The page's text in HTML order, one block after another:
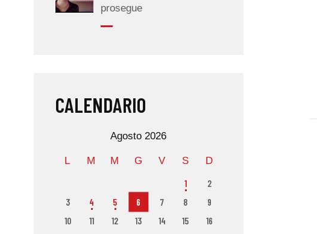
prosegue
CALENDARIO
Agosto 2026
L M M G V S D
1
2
3
4 5 6 7 8
9
10
11 12 13 14 15
16